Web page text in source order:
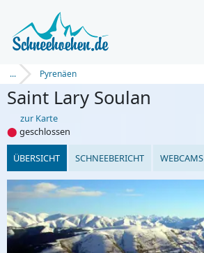
... Pyrenäen
Saint Lary Soulan
zur Karte
⬤ geschlossen
ÜBERSICHT SCHNEEBERICHT WEBCAMS